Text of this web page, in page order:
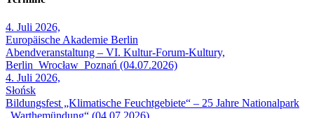
4. Juli 2026,
Europäische Akademie Berlin
Abendveranstaltung – VI. Kultur-Forum-Kultury,
Berlin_Wrocław_Poznań (04.07.2026)
4. Juli 2026,
Słońsk
Bildungsfest „Klimatische Feuchtgebiete“ – 25 Jahre Nationalpark
„Warthemündung“ (04.07.2026)